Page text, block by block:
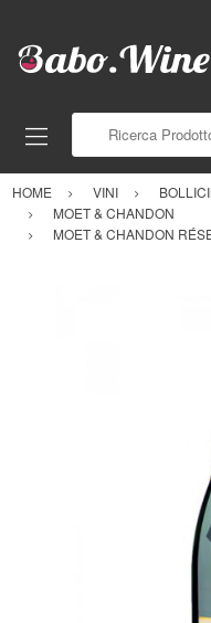
HOME VINI
MOET & CHANDON
MOET & CHANDON